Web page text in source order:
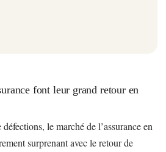
font leur grand retour en
le marché de l’assurance en
surprenant avec le retour de